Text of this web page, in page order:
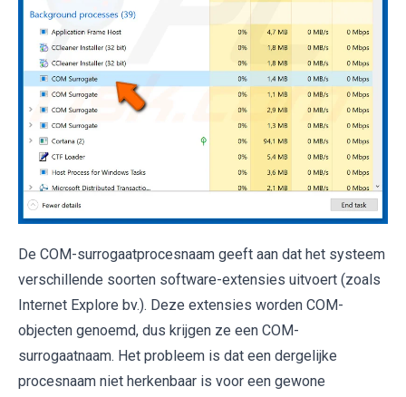
De COM-surrogaatprocesnaam geeft aan dat het systeem
verschillende soorten software-extensies uitvoert (zoals
Internet Explore bv.). Deze extensies worden COM-
objecten genoemd, dus krijgen ze een COM-
surrogaatnaam. Het probleem is dat een dergelijke
procesnaam niet herkenbaar is voor een gewone